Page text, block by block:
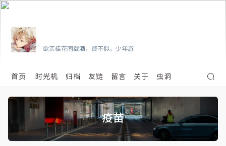
欲买桂花同载酒，终不似，少年游
首页 时光机 归档 友链 留言 关于 虫洞
疫苗